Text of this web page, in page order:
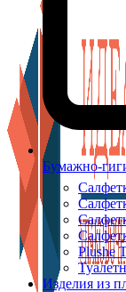
Бумажно-
Plushe
Изделия из